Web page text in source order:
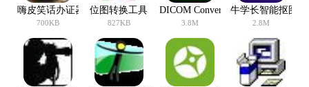
嗨皮笑话办证器
700KB
位图转换工具
827KB
DICOM Converter(DICOM格式转换
3.8M
牛学长智能抠图
2.8M